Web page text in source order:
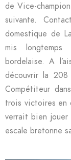
de Vice-
suivante.
domestique de
mis longtemps
bordelaise. A
découvrir la 208
Compétiteur
trois victoires en
verrait bien jouer
escale bretonne